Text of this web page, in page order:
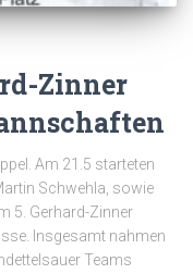
Zinner
Am 21.5 starteten
Schwehla, sowie
5. Gerhard-Zinner
Insgesamt nahmen
Teams